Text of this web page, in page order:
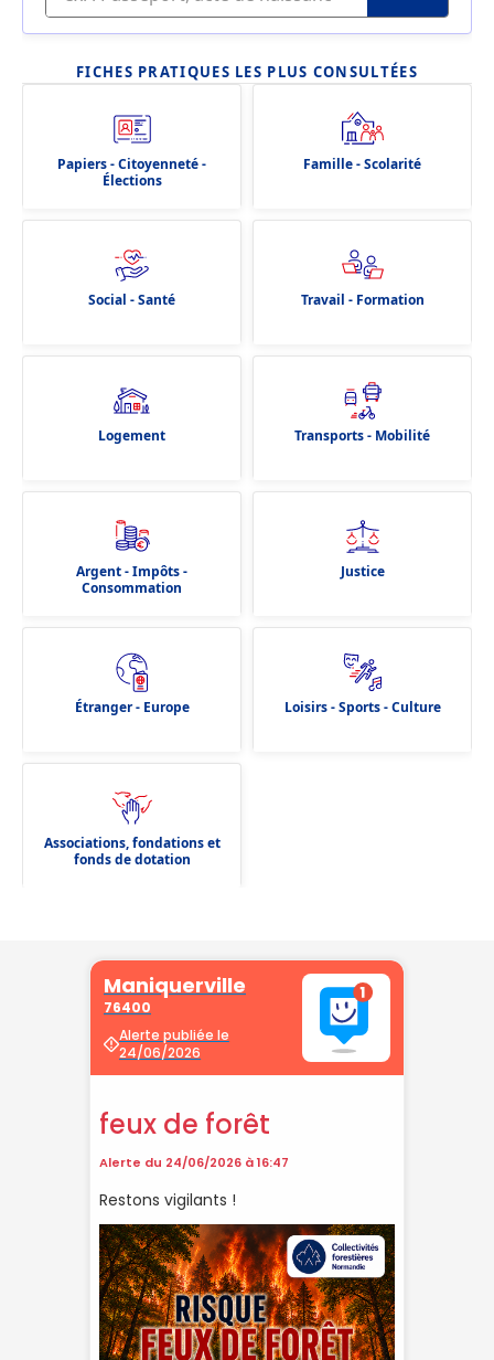
FICHES PRATIQUES LES PLUS CONSULTÉES
Papiers - Citoyenneté -
Élections
Famille - Scolarité
Social - Santé Travail - Formation
Logement Transports - Mobilité
Argent - Impôts -
Consommation
Justice
Étranger - Europe Loisirs - Sports - Culture
Associations, fondations et
fonds de dotation